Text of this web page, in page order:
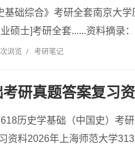
基础综合》考研全套南京大
硕士]考研全套......资料摘录
浏览 / 考研笔记
研真题答案复习
历史学基础（中国史）考
资料2026年上海师范大学